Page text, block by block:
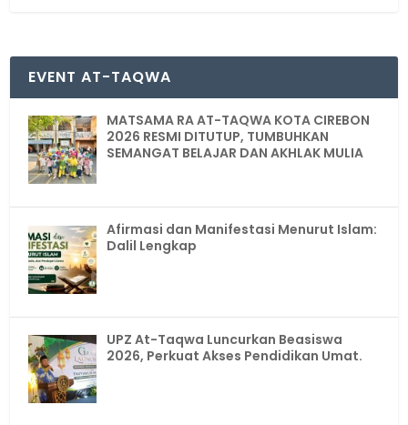
EVENT AT-TAQWA
MATSAMA RA AT-TAQWA KOTA CIREBON
2026 RESMI DITUTUP, TUMBUHKAN
SEMANGAT BELAJAR DAN AKHLAK MULIA
Afirmasi dan Manifestasi Menurut Islam:
Dalil Lengkap
UPZ At-Taqwa Luncurkan Beasiswa
2026, Perkuat Akses Pendidikan Umat.